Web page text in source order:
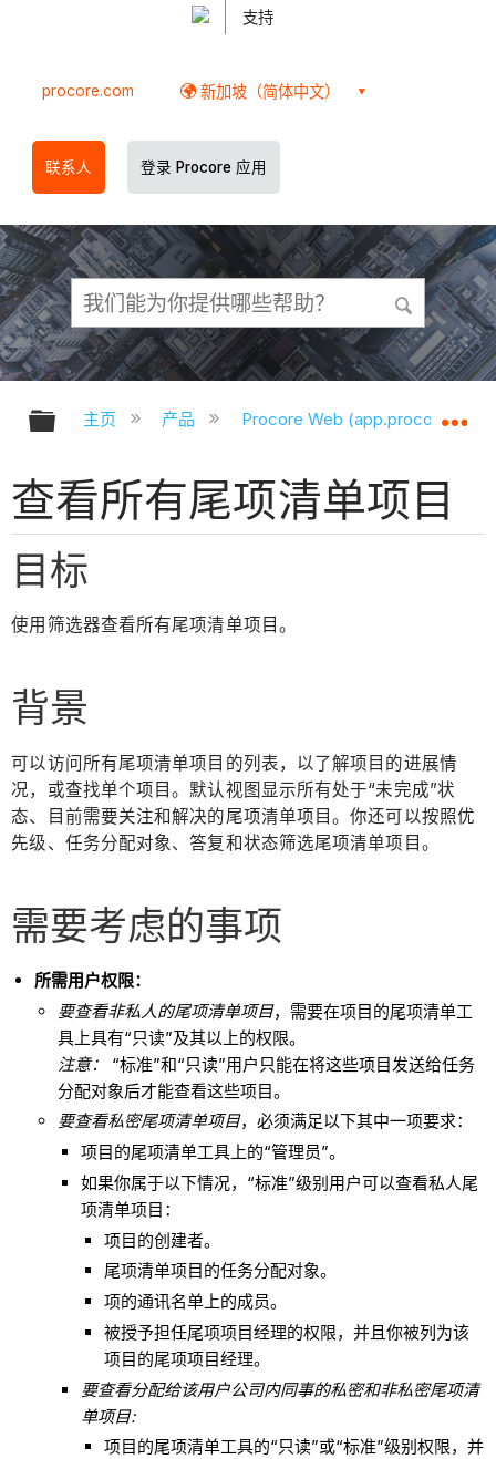
支持
procore.com 新加坡（简体中文）
联系人 登录 Procore 应用
扩展/隐缩全局层次
主页 产品 Procore Web
查看所有尾项清单项目
目标
使用筛选器查看所有尾项清单项目。
背景
可以访问所有尾项清单项目的列表，以了解项目的进展情
况，或查找单个项目。默认视图显示所有处于“未完成”状
态、目前需要关注和解决的尾项清单项目。你还可以按照优
先级、任务分配对象、答复和状态筛选尾项清单项目。
需要考虑的事项
所需用户权限：
要查看非私人的尾项清单项目，需要在项目的尾项清单工
具上具有“只读”及其以上的权限。
注意：
“标准”和“只读”用户只能在将这些项目发送给任务
分配对象后才能查看这些项目。
要查看私密尾项清单项目，必须满足以下其中一项要求：
项目的尾项清单工具上的“管理员”。
如果你属于以下情况，“标准”级别用户可以查看私人尾
项清单项目：
项目的创建者。
尾项清单项目的任务分配对象。
项的通讯名单上的成员。
被授予担任尾项项目经理的权限，并且你被列为该
项目的尾项项目经理。
要查看分配给该用户公司内同事的私密和非私密尾项清
单项目:
项目的尾项清单工具的“只读”或“标准”级别权限，并